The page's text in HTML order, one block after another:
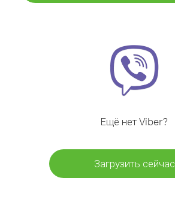
Ещё нет Viber?
Загрузить сейчас